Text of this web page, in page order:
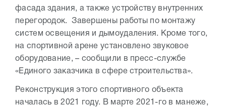
фасада здания, а также устройству внутренних
перегородок. Завершены работы по монтажу
систем освещения и дымоудаления. Кроме того,
на спортивной арене установлено звуковое
оборудование, – сообщили в пресс-службе
«Единого заказчика в сфере строительства».
Реконструкция этого спортивного объекта
началась в 2021 году. В марте 2021-го в манеже,